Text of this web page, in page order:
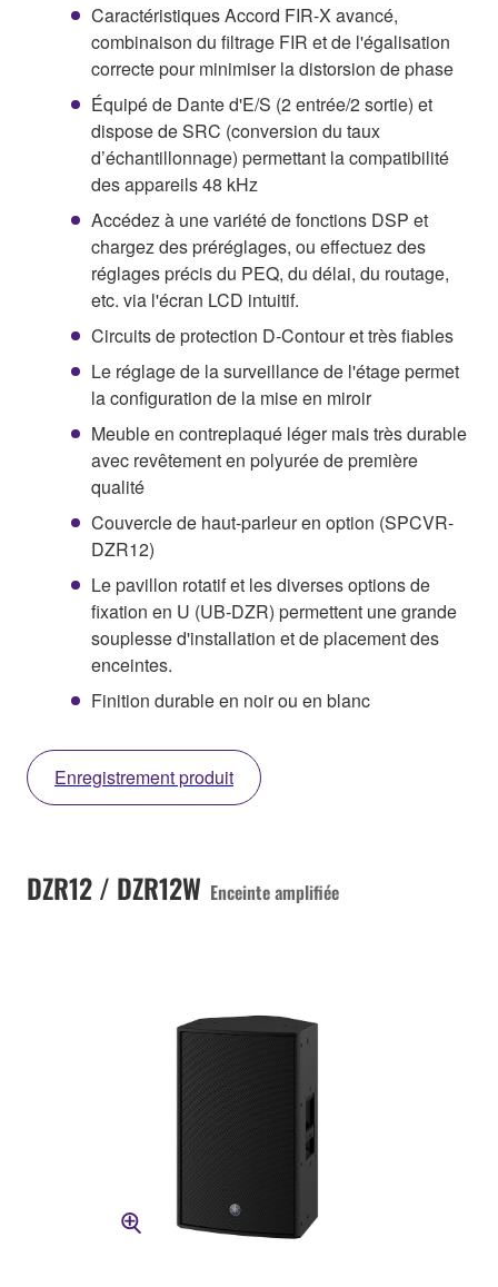
Caractéristiques Accord FIR-X avancé,
combinaison du filtrage FIR et de l'égalisation
correcte pour minimiser la distorsion de phase
Équipé de Dante d'E/S (2 entrée/2 sortie) et
dispose de SRC (conversion du taux
d’échantillonnage) permettant la compatibilité
des appareils 48 kHz
Accédez à une variété de fonctions DSP et
chargez des préréglages, ou effectuez des
réglages précis du PEQ, du délai, du routage,
etc. via l'écran LCD intuitif.
Circuits de protection D-Contour et très fiables
Le réglage de la surveillance de l'étage permet
la configuration de la mise en miroir
Meuble en contreplaqué léger mais très durable
avec revêtement en polyurée de première
qualité
Couvercle de haut-parleur en option (SPCVR-
DZR12)
Le pavillon rotatif et les diverses options de
fixation en U (UB-DZR) permettent une grande
souplesse d'installation et de placement des
enceintes.
Finition durable en noir ou en blanc
Enregistrement produit
DZR12 / DZR12W Enceinte amplifiée